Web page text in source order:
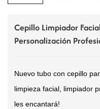
Cepillo Limpiador
Personalización
Nuevo tubo con cepillo
limpieza facial, limpiador
les encantará!